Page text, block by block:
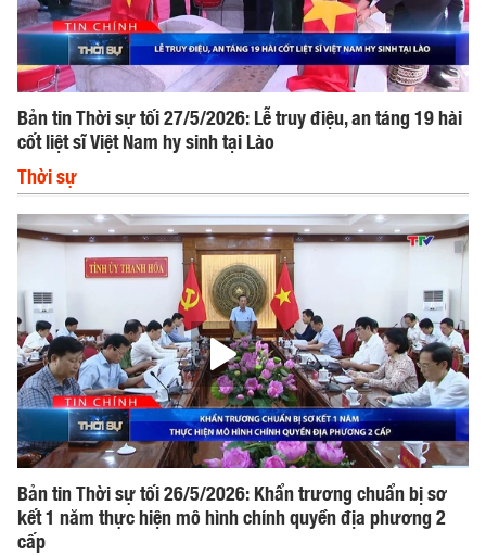
Bản tin Thời sự tối 27/5/2026: Lễ truy điệu, an táng 19 hài
cốt liệt sĩ Việt Nam hy sinh tại Lào
Thời sự
Bản tin Thời sự tối 26/5/2026: Khẩn trương chuẩn bị sơ
kết 1 năm thực hiện mô hình chính quyền địa phương 2
cấp